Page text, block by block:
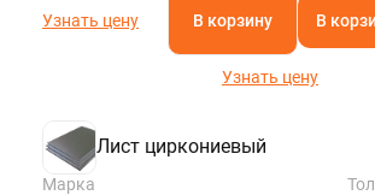
Узнать цену В корзину В
Узнать цену
Лист циркониевый
Марка